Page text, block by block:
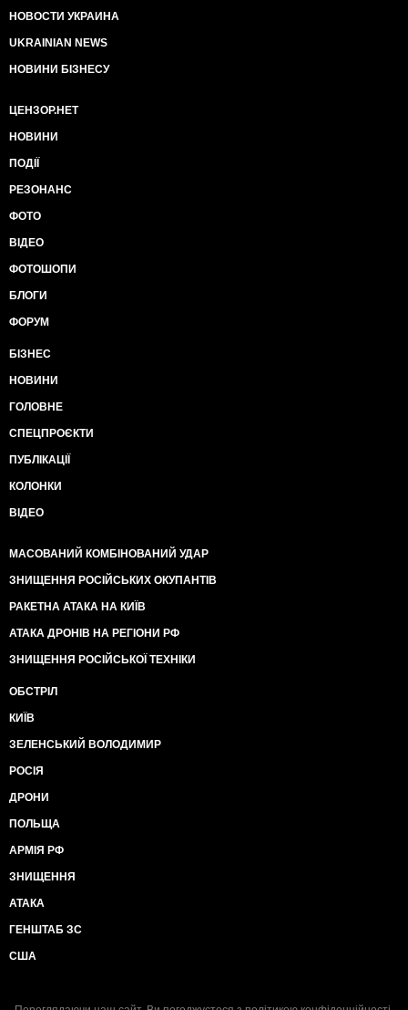
НОВОСТИ УКРАИНА
UKRAINIAN NEWS
НОВИНИ БІЗНЕСУ
ЦЕНЗОР.НЕТ
НОВИНИ
ПОДІЇ
РЕЗОНАНС
ФОТО
ВІДЕО
ФОТОШОПИ
БЛОГИ
ФОРУМ
БІЗНЕС
НОВИНИ
ГОЛОВНЕ
СПЕЦПРОЄКТИ
ПУБЛІКАЦІЇ
КОЛОНКИ
ВІДЕО
МАСОВАНИЙ КОМБІНОВАНИЙ УДАР
ЗНИЩЕННЯ РОСІЙСЬКИХ ОКУПАНТІВ
РАКЕТНА АТАКА НА КИЇВ
АТАКА ДРОНІВ НА РЕГІОНИ РФ
ЗНИЩЕННЯ РОСІЙСЬКОЇ ТЕХНІКИ
ОБСТРІЛ
КИЇВ
ЗЕЛЕНСЬКИЙ ВОЛОДИМИР
РОСІЯ
ДРОНИ
ПОЛЬЩА
АРМІЯ РФ
ЗНИЩЕННЯ
АТАКА
ГЕНШТАБ ЗС
США